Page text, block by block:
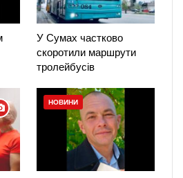
У Сумах частково
скоротили маршрути
тролейбусів
НОВИНИ